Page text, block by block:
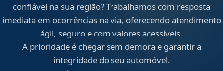
confiável na sua região? Trabalhamos com resposta
imediata em ocorrências na via, oferecendo atendimento
ágil, seguro e com valores acessíveis.
A prioridade é chegar sem demora e garantir a
integridade do seu automóvel.